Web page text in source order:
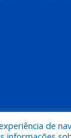
a Prefeitura
de